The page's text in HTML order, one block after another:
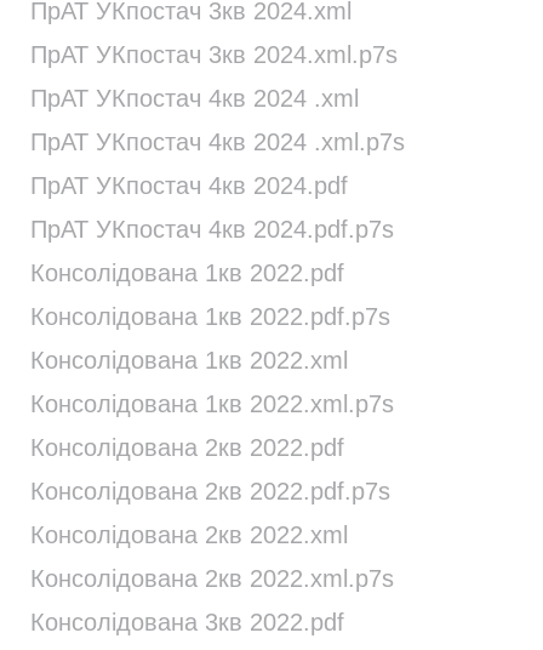
ПрАТ УКпостач 3кв 2024.xml
ПрАТ УКпостач 3кв 2024.xml.p7s
ПрАТ УКпостач 4кв 2024 .xml
ПрАТ УКпостач 4кв 2024 .xml.p7s
ПрАТ УКпостач 4кв 2024.pdf
ПрАТ УКпостач 4кв 2024.pdf.p7s
Консолідована 1кв 2022.pdf
Консолідована 1кв 2022.pdf.p7s
Консолідована 1кв 2022.xml
Консолідована 1кв 2022.xml.p7s
Консолідована 2кв 2022.pdf
Консолідована 2кв 2022.pdf.p7s
Консолідована 2кв 2022.xml
Консолідована 2кв 2022.xml.p7s
Консолідована 3кв 2022.pdf